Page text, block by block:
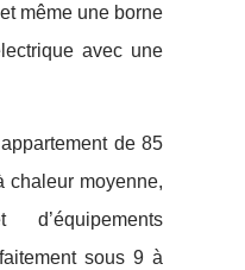
même une borne
avec une
de 85
chaleur moyenne,
sous 9 à